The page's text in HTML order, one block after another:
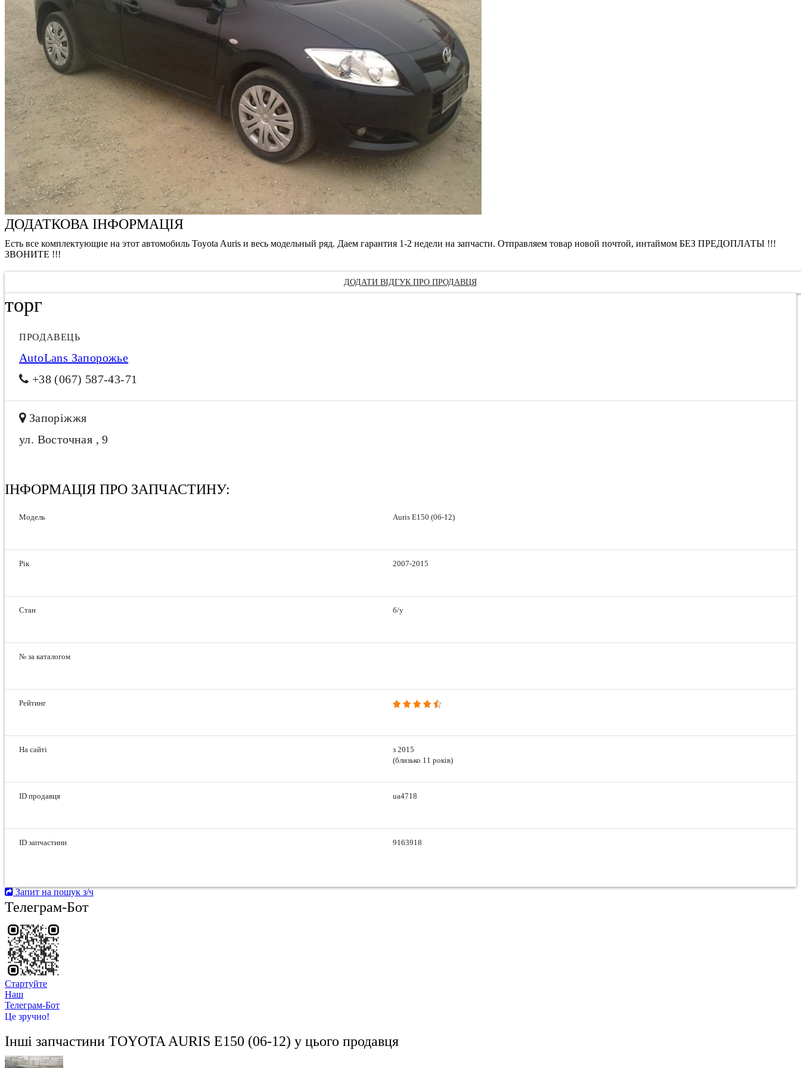
ДОДАТКОВА ІНФОРМАЦІЯ
Есть все комплектующие на этот автомобиль Toyota Auris и весь модельный ряд. Даем гарантия 1-2 недели на запчасти. Отправляем товар новой почтой, интаймом БЕЗ ПРЕДОПЛАТЫ !!!
ЗВОНИТЕ !!!
ДОДАТИ ВІДГУК ПРО ПРОДАВЦЯ
торг
ПРОДАВЕЦЬ
AutoLans Запорожье
+38 (067) 587-43-71
Запоріжжя
ул. Восточная , 9
ІНФОРМАЦІЯ ПРО ЗАПЧАСТИНУ:
Модель Auris E150 (06-12)
Рік 2007-2015
Стан б/у
№ за каталогом
Рейтинг
На сайті
з 2015
(близько 11 років)
ID продавця ua4718
ID запчастини 9163918
Запит на пошук з/ч
Телеграм-Бот
Стартуйте
Hаш
Телеграм-Бот
Це зручно!
Інші запчастини TOYOTA AURIS E150 (06-12) у цього продавця